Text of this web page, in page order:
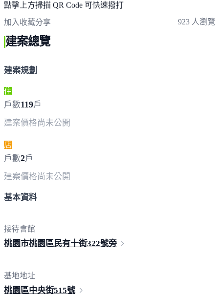
點擊上方掃描 QR Code 可快速撥打
加入收藏分享 923 人瀏覽
建案總覽
建案規劃
住
戶數119戶
建案價格尚未公開
店
戶數2戶
建案價格尚未公開
基本資料
接待會館
桃園市桃園區民有十街322號旁
基地地址
桃園區中央街515號